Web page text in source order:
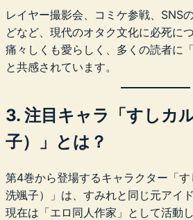
レイヤー撮影会、コミケ参戦、SNS
どなど、現代のオタク文化に必死に
痛々しくも愛らしく、多くの読者に
と共感されています。
3. 注目キャラ「すしカ
子）」とは？
第4巻から登場するキャラクター「
洗颯子）」は、すみれと同じ元アイド
現在は「エロ同人作家」として活動